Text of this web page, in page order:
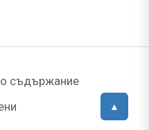
съдържание